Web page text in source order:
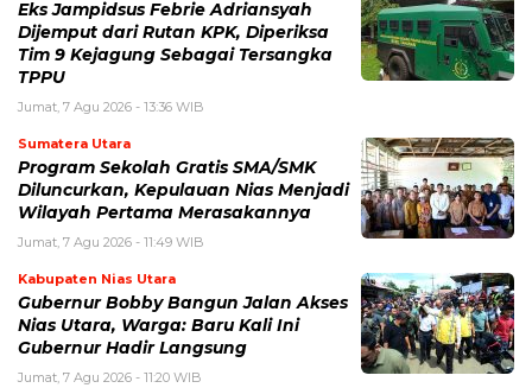
Eks Jampidsus Febrie Adriansyah
Dijemput dari Rutan KPK, Diperiksa
Tim 9 Kejagung Sebagai Tersangka
TPPU
Jumat, 7 Agu 2026 - 13:36 WIB
Sumatera Utara
Program Sekolah Gratis SMA/SMK
Diluncurkan, Kepulauan Nias Menjadi
Wilayah Pertama Merasakannya
Jumat, 7 Agu 2026 - 11:49 WIB
Kabupaten Nias Utara
Gubernur Bobby Bangun Jalan Akses
Nias Utara, Warga: Baru Kali Ini
Gubernur Hadir Langsung
Jumat, 7 Agu 2026 - 11:20 WIB